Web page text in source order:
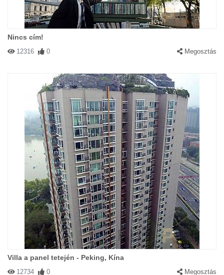
Nincs cím!
12316 0 Megosztás
Villa a panel tetején - Peking, Kína
12734 0 Megosztás